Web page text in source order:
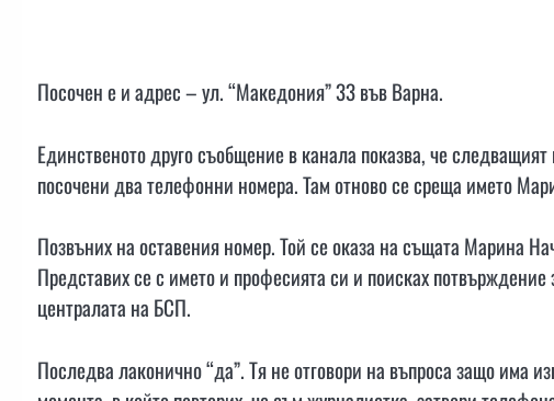
Посочен е и адрес – ул. “Македония” 33 във Варна.
Единственото друго съобщение в канала показва, че
посочени два телефонни номера. Там отново се среща името
Позвъних на оставения номер. Той се оказа на същата Марина
Представих се с името и професията си и поисках
централата на БСП.
Последва лаконично “да”. Тя не отговори на въпроса защо има